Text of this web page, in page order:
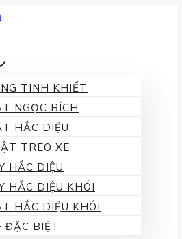
TINH KHIẾT
NGỌC BÍCH
HẮC DIỆU
TREO XE
HẮC DIỆU
HẮC DIỆU KHÓI
HẮC DIỆU KHÓI
ĐẶC BIỆT